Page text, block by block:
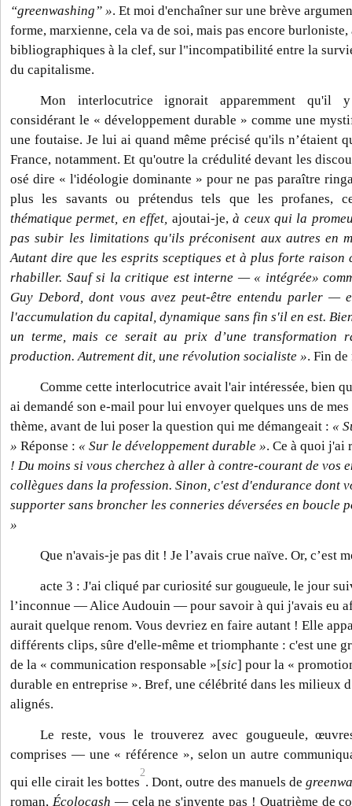
“greenwashing” ». Et moi d'enchaîner sur une brève
forme, marxienne, cela va de soi, mais pas encore burloniste,
bibliographiques à la clef, sur l"incompatibilité entre la
du capitalisme.
Mon interlocutrice ignorait apparemment qu'il
considérant le « développement durable » comme une
une foutaise. Je lui ai quand même précisé qu'ils n’étaient
France, notamment. Et qu'outre la crédulité devant les
osé dire « l'idéologie dominante » pour ne pas paraître
plus les savants ou prétendus tels que les profanes,
thématique permet, en effet, ajoutai-je,à ceux qui la
pas subir les limitations qu'ils préconisent aux autres en
Autant dire que les esprits sceptiques et à plus forte raison
rhabiller. Sauf si la critique est interne — « intégrée»
Guy Debord, dont vous avez peut-être entendu parler —
l'accumulation du capital, dynamique sans fin s'il en est.
un terme, mais ce serait au prix d’une transformation
production. Autrement dit, une révolution socialiste ». Fin
Comme cette interlocutrice avait l'air intéressée, bien
ai demandé son e-mail pour lui envoyer quelques uns de
thème, avant de lui poser la question qui me démangeait : «
» Réponse : « Sur le développement durable ». Ce à quoi j'ai
! Du moins si vous cherchez à aller à contre-courant de vos
collègues dans la profession. Sinon, c'est d'endurance dont
supporter sans broncher les conneries déversées en boucle
»
Que n'avais-je pas dit ! Je l’avais crue naïve. Or, c’est
acte 3 : J'ai cliqué par curiosité sur gougueule, le jour
l’inconnue — Alice Audouin — pour savoir à qui j'avais eu
aurait quelque renom. Vous devriez en faire autant ! Elle
différents clips, sûre d'elle-même et triomphante : c'est une
de la « communication responsable »[sic] pour la «
durable en entreprise ». Bref, une célébrité dans les milieux
alignés.
Le reste, vous le trouverez avec gougueule,
comprises — une « référence », selon un autre
qui elle cirait les bottes
2
. Dont, outre des manuels de
roman, Écolocash — cela ne s'invente pas ! Quatrième de